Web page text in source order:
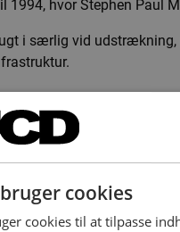
1994, hvor Stephen Paul
i særlig vid udstrækning,
Trust
at udvise en nul-tillids-
altså også udvises, selv
eller dele af netværket -
bruger cookies
cookies til at tilpasse